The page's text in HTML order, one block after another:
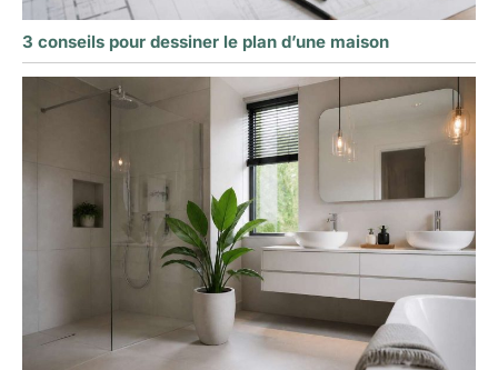
3 conseils pour dessiner le plan d’une maison